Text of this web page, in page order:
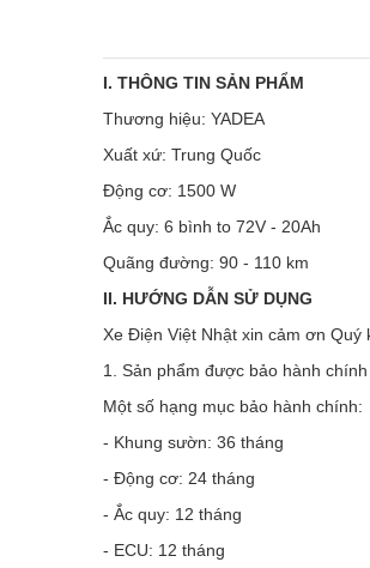
I. THÔNG TIN SẢN PHẨM
Thương hiệu: YADEA
Xuất xứ: Trung Quốc
Động cơ: 1500 W
Ắc quy: 6 bình to 72V - 20Ah
Quãng đường: 90 - 110 km
II. HƯỚNG DẪN SỬ DỤNG
Xe Điện Việt Nhật xin cảm ơn Quý
1. Sản phẩm được bảo hành
Một số hạng mục bảo hành chính:
- Khung sườn: 36 tháng
- Động cơ: 24 tháng
- Ắc quy: 12 tháng
- ECU: 12 tháng